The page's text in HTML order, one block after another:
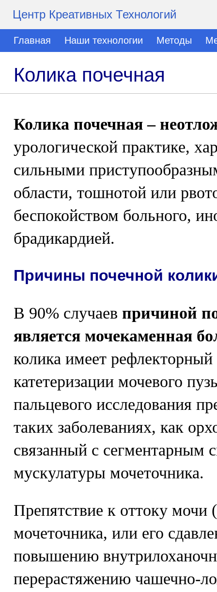
Центр Креативных Технологий
Главная Наши технологии Методы
Колика почечная
Колика почечная –
урологической практике,
сильными
области, тошнотой или
беспокойством больного,
брадикардией.
Причины почечной
В 90% случаев причиной
является мочекаменная
колика имеет рефлекторный
катетеризации мочевого
пальцевого исследования
таких заболеваниях, как
связанный с сегментарным
мускулатуры мочеточника.
Препятствие к оттоку мочи
мочеточника, или его
повышению
перерастяжению чашечно-